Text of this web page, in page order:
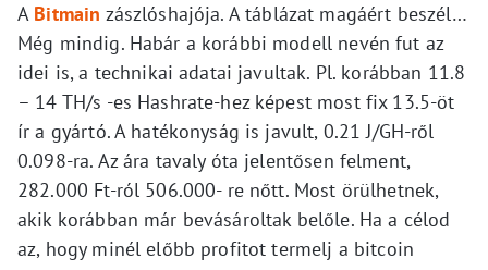
A Bitmain zászlóshajója. A táblázat magáért beszél…
Még mindig. Habár a korábbi modell nevén fut az
idei is, a technikai adatai javultak. Pl. korábban 11.8
– 14 TH/s -es Hashrate-hez képest most fix 13.5-öt
ír a gyártó. A hatékonyság is javult, 0.21 J/GH-ről
0.098-ra. Az ára tavaly óta jelentősen felment,
282.000 Ft-ról 506.000- re nőtt. Most örülhetnek,
akik korábban már bevásároltak belőle. Ha a célod
az, hogy minél előbb profitot termelj a bitcoin